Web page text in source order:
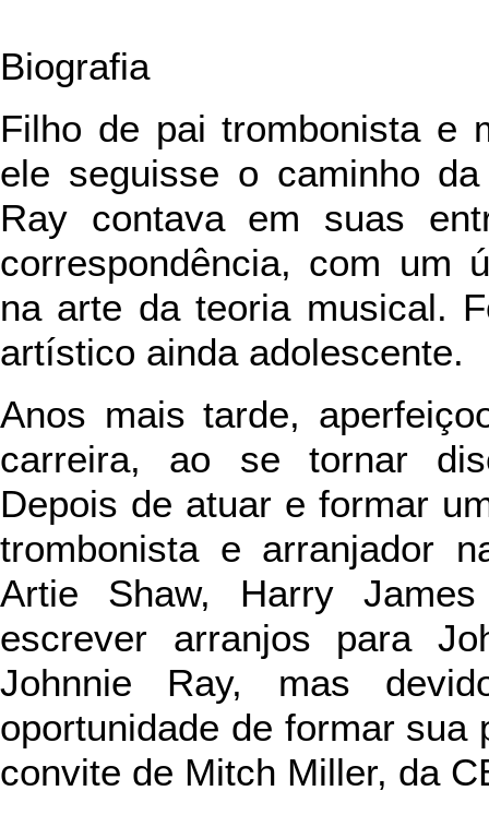
Biografia
Filho de pai trombonista e
ele seguisse o caminho
Ray contava em suas
correspondência, com um
na arte da teoria musical.
artístico ainda adolescente.
Anos mais tarde,
carreira, ao se tornar
Depois de atuar e formar
trombonista e arranjador
Artie Shaw, Harry
escrever arranjos para
Johnnie Ray, mas
oportunidade de formar sua
convite de Mitch Miller, da